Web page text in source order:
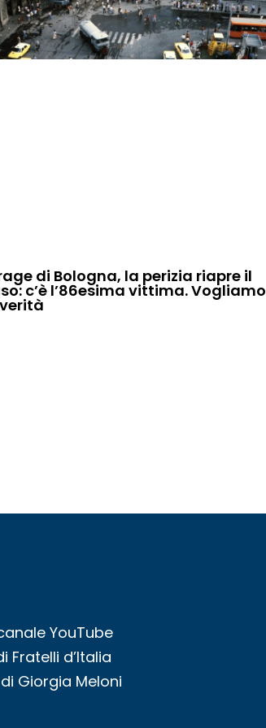
di Bologna, la perizia riapre il
c’è l’86esima vittima. Vogliamo
YouTube
Fratelli d’Italia
Giorgia Meloni